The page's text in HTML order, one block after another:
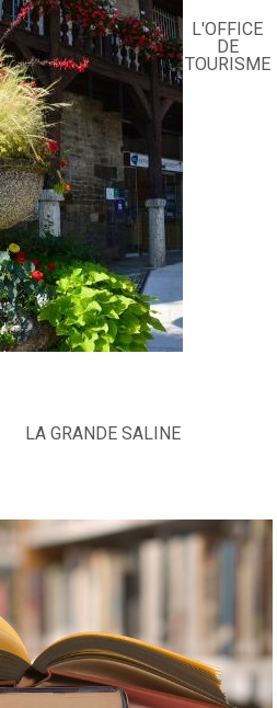
L'OFFICE
DE
TOURISME
LA GRANDE SALINE